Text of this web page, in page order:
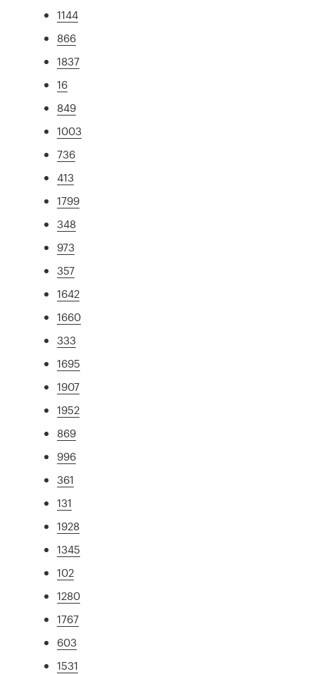
1144
866
1837
16
849
1003
736
413
1799
348
973
357
1642
1660
333
1695
1907
1952
869
996
361
131
1928
1345
102
1280
1767
603
1531